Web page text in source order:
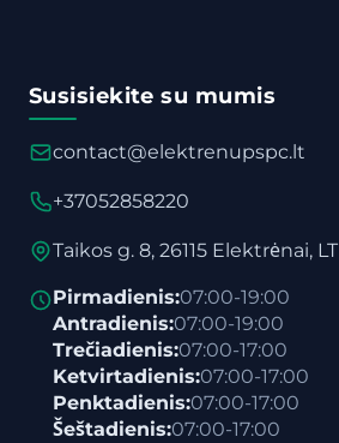
Susisiekite su mumis
contact@elektrenupspc.lt
+37052858220
Taikos g. 8, 26115 Elektrėnai, LT
Pirmadienis:07:00-19:00
Antradienis:07:00-19:00
Trečiadienis:07:00-17:00
Ketvirtadienis:07:00-17:00
Penktadienis:07:00-17:00
Šeštadienis:07:00-17:00